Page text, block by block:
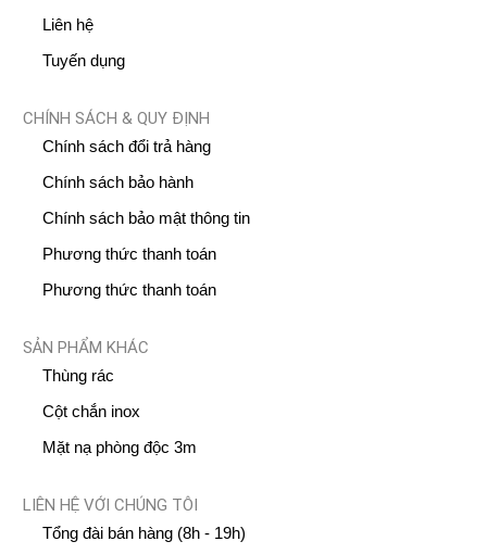
Liên hệ
Tuyến dụng
CHÍNH SÁCH & QUY ĐỊNH
Chính sách đổi trả hàng
Chính sách bảo hành
Chính sách bảo mật thông tin
Phương thức thanh toán
Phương thức thanh toán
SẢN PHẨM KHÁC
Thùng rác
Cột chắn inox
Mặt nạ phòng độc 3m
LIÊN HỆ VỚI CHÚNG TÔI
Tổng đài bán hàng (8h - 19h)